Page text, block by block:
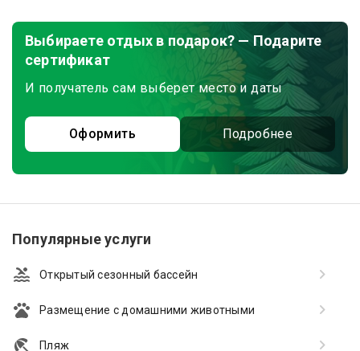
Выбираете отдых в подарок? — Подарите
сертификат
И получатель сам выберет место и даты
Оформить Подробнее
Популярные услуги
Открытый сезонный бассейн
Размещение с домашними животными
Пляж